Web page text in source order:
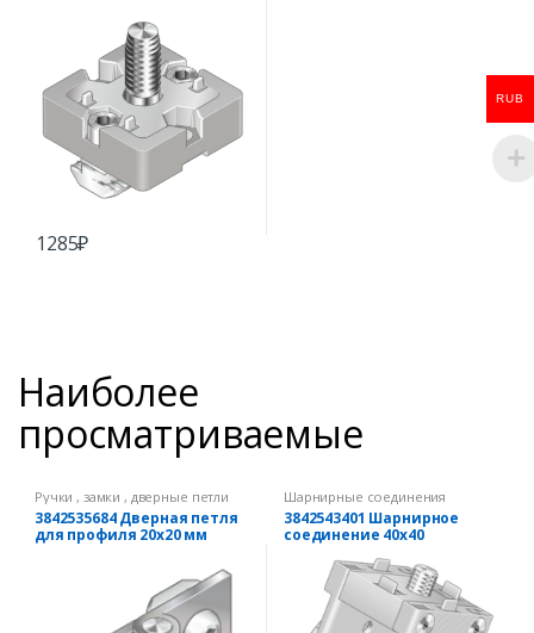
1285₽
Наиболее
просматриваемые
Ручки , замки , дверные петли
3842535684 Дверная петля
для профиля 20х20 мм
Шарнирные соединения
3842543401 Шарнирное
соединение 40х40
RUB